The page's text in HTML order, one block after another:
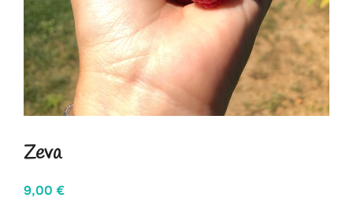
Zeva
9,00 €